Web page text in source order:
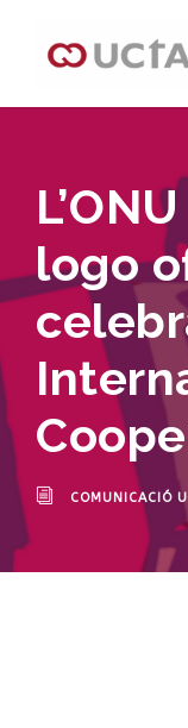
logo
COMUNICACIÓ